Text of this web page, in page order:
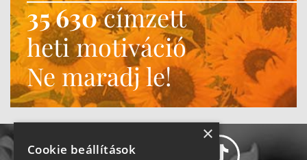
35 630címzett
heti motiváció
Ne maradj le!
×
Cookie beállítások